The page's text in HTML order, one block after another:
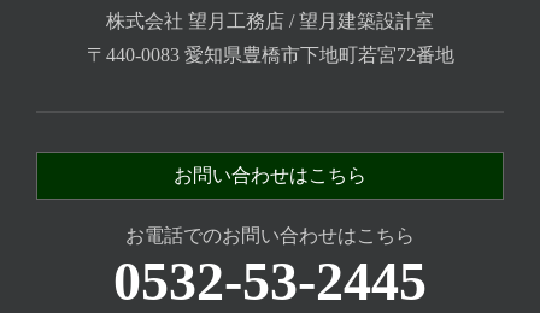
株式会社 望月工務店 / 望月建築設計室
〒440-0083 愛知県豊橋市下地町若宮72番地
お問い合わせはこちら
お電話でのお問い合わせはこちら
0532-53-2445